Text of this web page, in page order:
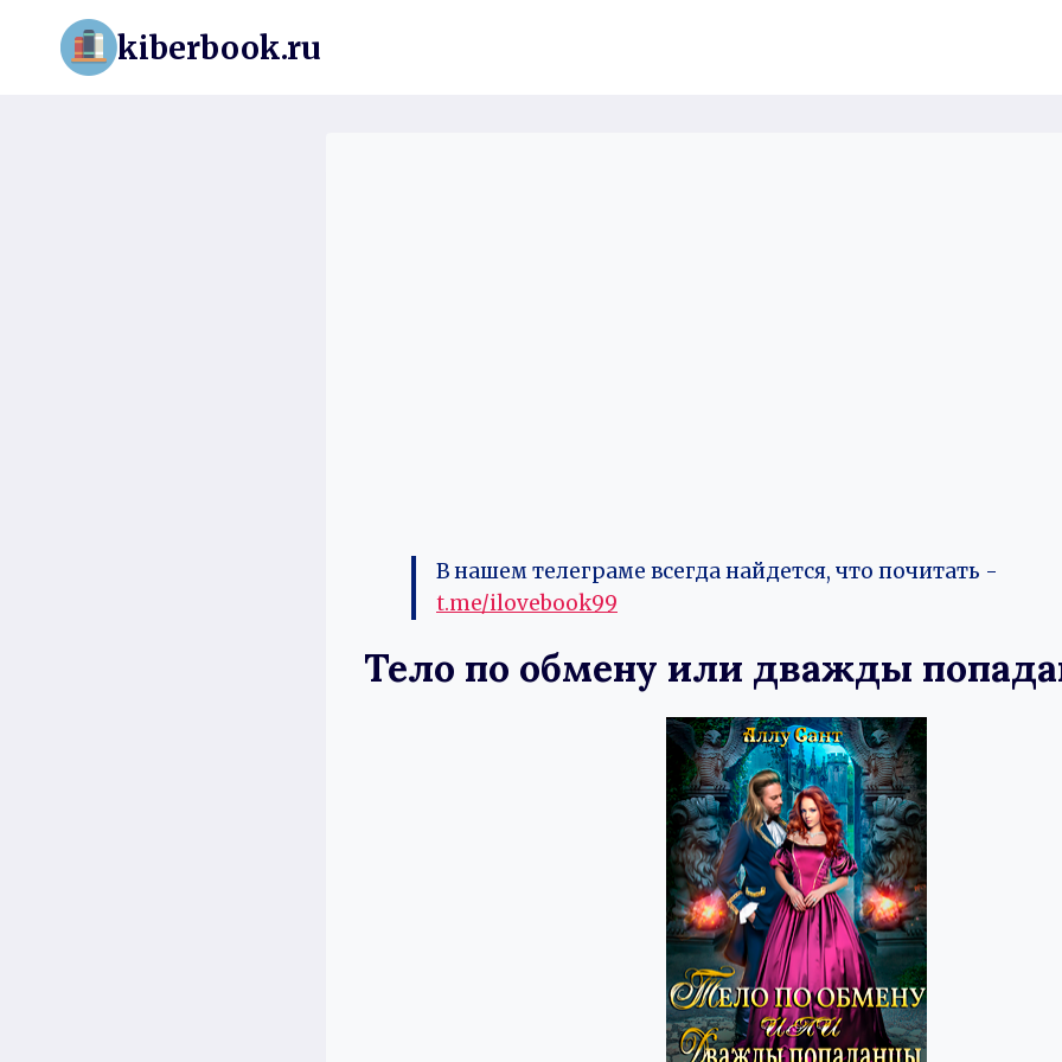
Перейти
содержимому
kiberbook.ru
В нашем телеграме всегда найдется, что почитать -
t.me/ilovebook99
Тело по обмену или дважды